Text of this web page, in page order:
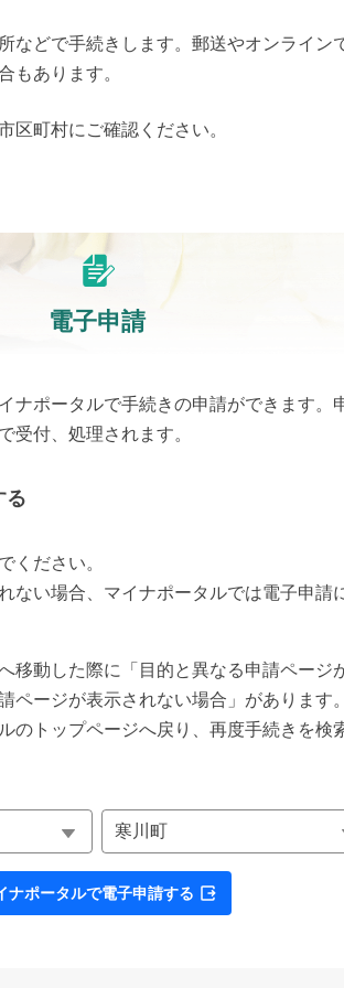
などで手続きします。郵送やオンライン
もあります。
区町村にご確認ください。
電子申請
ナポータルで手続きの申請ができます。
受付、処理されます。
る
ください。
ない場合、マイナポータルでは電子申請
移動した際に「目的と異なる申請ページ
ページが表示されない場合」があります
のトップページへ戻り、再度手続きを検
ナポータルで電子申請する